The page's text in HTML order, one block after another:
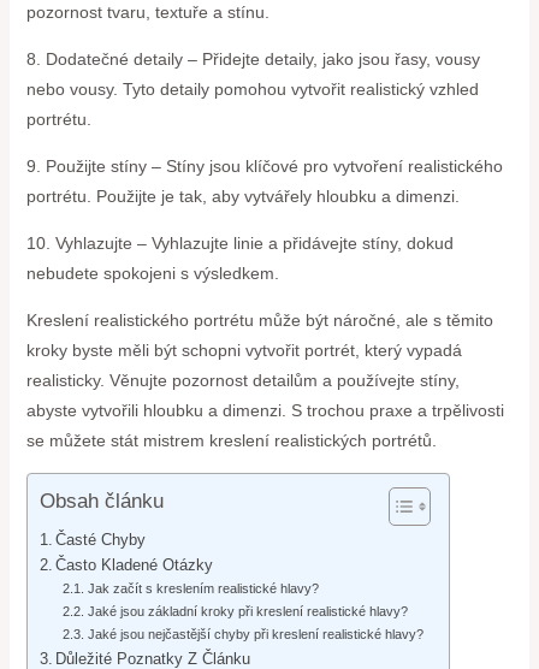
pozornost tvaru, textuře a stínu.
8. Dodatečné detaily – Přidejte detaily, jako jsou řasy, vousy
nebo vousy. Tyto detaily pomohou vytvořit realistický vzhled
portrétu.
9. Použijte stíny – Stíny jsou klíčové pro vytvoření realistického
portrétu. Použijte je tak, aby vytvářely hloubku a dimenzi.
10. Vyhlazujte – Vyhlazujte linie a přidávejte stíny, dokud
nebudete spokojeni s výsledkem.
Kreslení realistického portrétu může být náročné, ale s těmito
kroky byste měli být schopni vytvořit portrét, který vypadá
realisticky. Věnujte pozornost detailům a používejte stíny,
abyste vytvořili hloubku a dimenzi. S trochou praxe a trpělivosti
se můžete stát mistrem kreslení realistických portrétů.
Obsah článku
Časté Chyby
Často Kladené Otázky
Jak začít s kreslením realistické hlavy?
Jaké jsou základní kroky při kreslení realistické hlavy?
Jaké jsou nejčastější chyby při kreslení realistické hlavy?
Důležité Poznatky Z Článku